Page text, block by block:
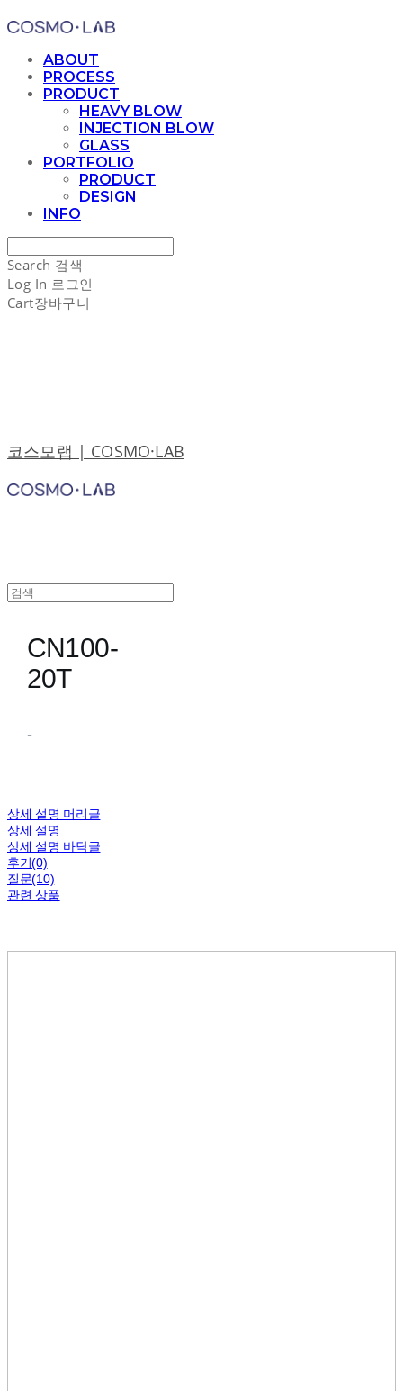
ABOUT
PROCESS
PRODUCT
HEAVY BLOW
INJECTION BLOW
GLASS
PORTFOLIO
PRODUCT
DESIGN
INFO
Search 검색
Log In 로그인
Cart장바구니
코스모랩 | COSMO·LAB
CN100-
20T
-
상세 설명 머리글
상세 설명
상세 설명 바닥글
후기(0)
질문(10)
관련 상품